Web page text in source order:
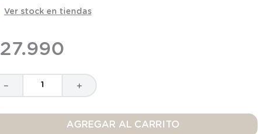
Ver stock en tiendas
27.990
＋
－
AGREGAR AL CARRITO